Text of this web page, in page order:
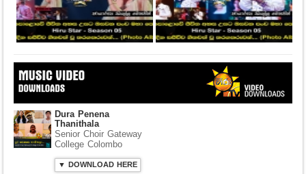
Dura Penena
Thanithala
Senior Choir Gateway
College Colombo
▼ DOWNLOAD HERE